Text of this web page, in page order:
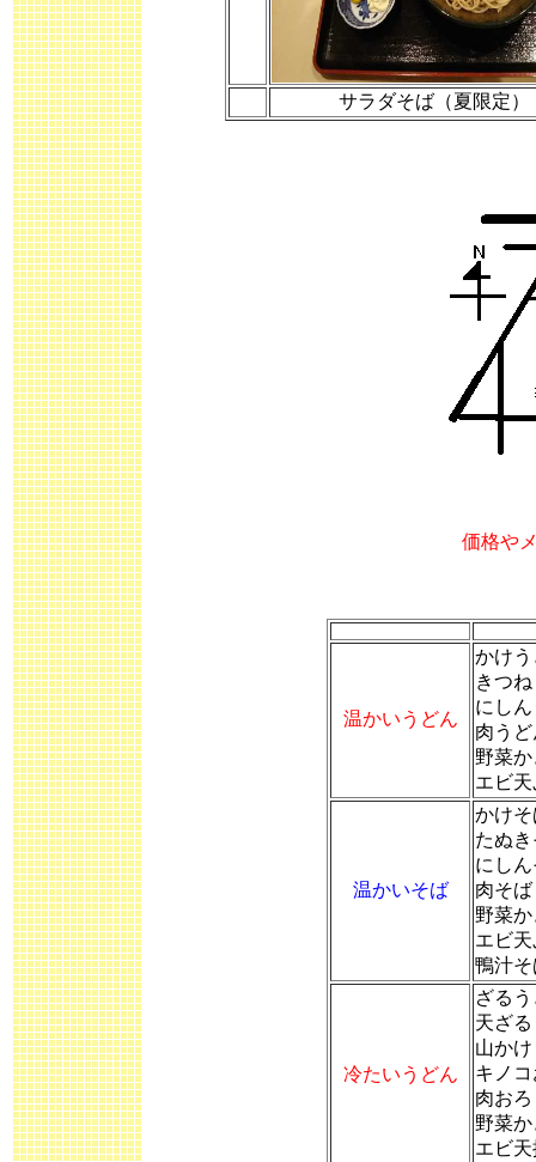
サラダそば（夏限定）
価格や
温かいうどん
かけ
きつ
にし
肉う
野菜
エビ
温かいそば
かけそ
たぬ
にし
肉そば
野菜
エビ
鴨汁そ
冷たいうどん
ざる
天ざ
山か
キノ
肉お
野菜
エビ